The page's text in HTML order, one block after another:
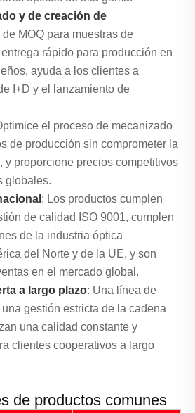
y de creación de
MOQ para muestras de
rápido para producción en
ayuda a los clientes a
I+D y el lanzamiento de
el proceso de mecanizado
de producción sin comprometer la
y proporcione precios competitivos
globales.
: Los productos cumplen
de calidad ISO 9001, cumplen
de la industria óptica
del Norte y de la UE, y son
en el mercado global.
a largo plazo: Una línea de
gestión estricta de la cadena
una calidad constante y
clientes cooperativos a largo
de productos comunes